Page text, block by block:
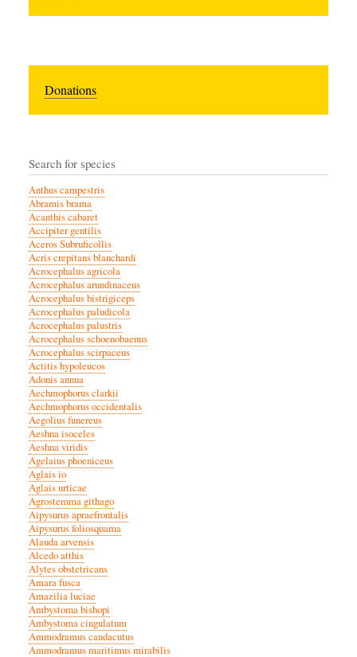
Donations
Search for species
Anthus campestris
Abramis brama
Acanthis cabaret
Accipiter gentilis
Aceros Subruficollis
Acris crepitans blanchardi
Acrocephalus agricola
Acrocephalus arundinaceus
Acrocephalus bistrigiceps
Acrocephalus paludicola
Acrocephalus palustris
Acrocephalus schoenobaenus
Acrocephalus scirpaceus
Actitis hypoleucos
Adonis annua
Aechmophorus clarkii
Aechmophorus occidentalis
Aegolius funereus
Aeshna isoceles
Aeshna viridis
Agelaius phoeniceus
Aglais io
Aglais urticae
Agrostemma githago
Aipysurus apraefrontalis
Aipysurus foliosquama
Alauda arvensis
Alcedo atthis
Alytes obstetricans
Amara fusca
Amazilia luciae
Ambystoma bishopi
Ambystoma cingulatum
Ammodramus caudacutus
Ammodramus maritimus mirabilis